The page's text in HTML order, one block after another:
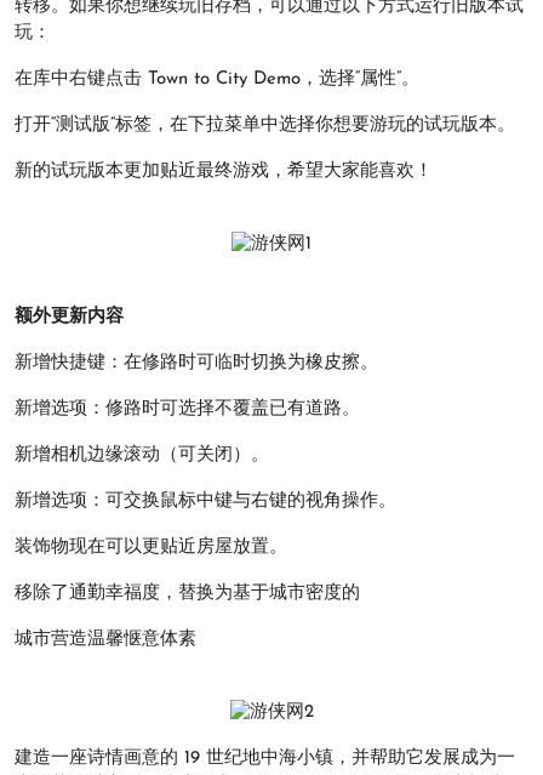
转移。如果你想继续玩旧存档，可以通过以下方式运行旧版本试
玩：
在库中右键点击 Town to City Demo，选择“属性”。
打开“测试版”标签，在下拉菜单中选择你想要游玩的试玩版本。
新的试玩版本更加贴近最终游戏，希望大家能喜欢！
额外更新内容
新增快捷键：在修路时可临时切换为橡皮擦。
新增选项：修路时可选择不覆盖已有道路。
新增相机边缘滚动（可关闭）。
新增选项：可交换鼠标中键与右键的视角操作。
装饰物现在可以更贴近房屋放置。
移除了通勤幸福度，替换为基于城市密度的
城市营造温馨惬意体素
建造一座诗情画意的 19 世纪地中海小镇，并帮助它发展成为一